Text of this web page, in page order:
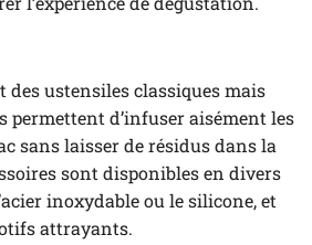
des ustensiles classiques mais
permettent d’infuser aisément les
sans laisser de résidus dans la
sont disponibles en divers
inoxydable ou le silicone, et
attrayants.